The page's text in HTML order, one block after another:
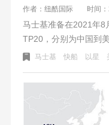
作者：纽酷国际 时间
马士基准备在2021年8
TP20，分别为中国到
力雄厚的老牌航运大佬
足鼎立的局面会变三分
马士基快船的加入，
而对不断推高的海运
马士基 快船 以星